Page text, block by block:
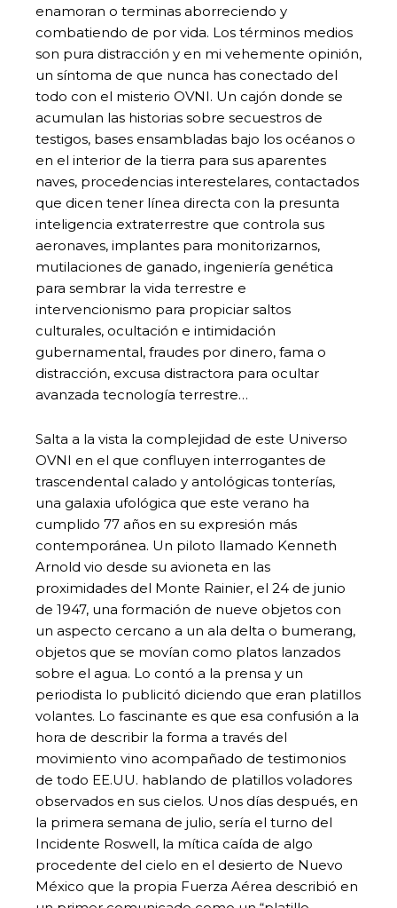
enamoran o terminas aborreciendo y
combatiendo de por vida. Los términos medios
son pura distracción y en mi vehemente opinión,
un síntoma de que nunca has conectado del
todo con el misterio OVNI. Un cajón donde se
acumulan las historias sobre secuestros de
testigos, bases ensambladas bajo los océanos o
en el interior de la tierra para sus aparentes
naves, procedencias interestelares, contactados
que dicen tener línea directa con la presunta
inteligencia extraterrestre que controla sus
aeronaves, implantes para monitorizarnos,
mutilaciones de ganado, ingeniería genética
para sembrar la vida terrestre e
intervencionismo para propiciar saltos
culturales, ocultación e intimidación
gubernamental, fraudes por dinero, fama o
distracción, excusa distractora para ocultar
avanzada tecnología terrestre…
Salta a la vista la complejidad de este Universo
OVNI en el que confluyen interrogantes de
trascendental calado y antológicas tonterías,
una galaxia ufológica que este verano ha
cumplido 77 años en su expresión más
contemporánea. Un piloto llamado Kenneth
Arnold vio desde su avioneta en las
proximidades del Monte Rainier, el 24 de junio
de 1947, una formación de nueve objetos con
un aspecto cercano a un ala delta o bumerang,
objetos que se movían como platos lanzados
sobre el agua. Lo contó a la prensa y un
periodista lo publicitó diciendo que eran platillos
volantes. Lo fascinante es que esa confusión a la
hora de describir la forma a través del
movimiento vino acompañado de testimonios
de todo EE.UU. hablando de platillos voladores
observados en sus cielos. Unos días después, en
la primera semana de julio, sería el turno del
Incidente Roswell, la mítica caída de algo
procedente del cielo en el desierto de Nuevo
México que la propia Fuerza Aérea describió en